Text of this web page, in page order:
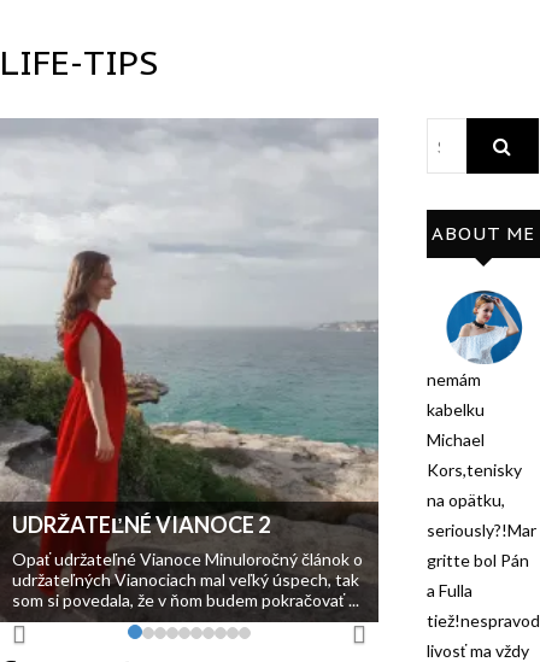
LIFE-TIPS
UDRŽATEĽNÉ VIANOCE 2
Opať udržateľné Vianoce Minuloročný článok o
udržateľných Vianociach mal veľký úspech, tak
som si povedala, že v ňom budem pokračovať ...
ABOUT ME
nemám
kabelku
Michael
Kors,tenisky
na opätku,
seriously?!Mar
gritte bol Pán
a Fulla
tiež!nespravod
livosť ma vždy